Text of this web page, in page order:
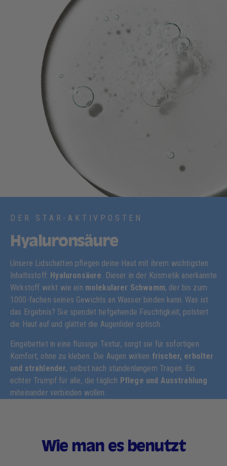
DER STAR-AKTIVPOSTEN
Hyaluronsäure
Unsere Lidschatten pflegen deine Haut mit ihrem wichtigsten
Inhaltsstoff: Hyaluronsäure. Dieser in der Kosmetik anerkannte
Wirkstoff wirkt wie ein molekularer Schwamm, der bis zum
1000-fachen seines Gewichts an Wasser binden kann. Was ist
das Ergebnis? Sie spendet tiefgehende Feuchtigkeit, polstert
die Haut auf und glättet die Augenlider optisch.
Eingebettet in eine flüssige Textur, sorgt sie für sofortigen
Komfort, ohne zu kleben. Die Augen wirken frischer, erholter
und strahlender, selbst nach stundenlangem Tragen. Ein
echter Trumpf für alle, die täglich Pflege und Ausstrahlung
miteinander verbinden wollen.
Wie man es benutzt